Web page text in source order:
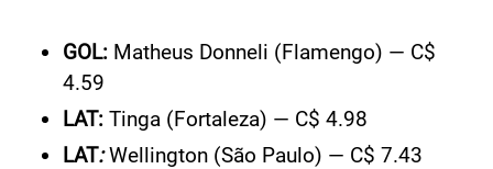
GOL: Matheus Donneli (Flamengo) — C$
4.59
LAT: Tinga (Fortaleza) — C$ 4.98
LAT:Wellington (São Paulo) — C$ 7.43